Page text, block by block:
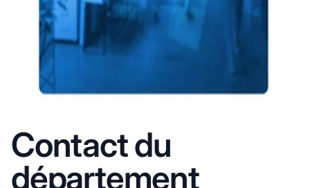
Contact du
département